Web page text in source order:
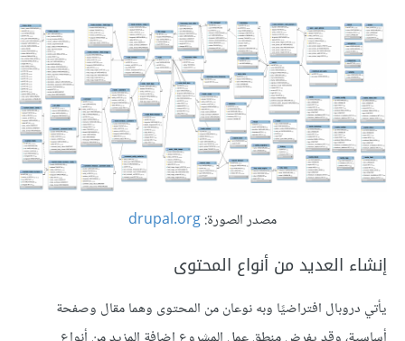
مصدر الصورة:drupal.org
إنشاء العديد من أنواع المحتوى
يأتي دروبال افتراضيًا وبه نوعان من المحتوى وهما مقال وصفحة